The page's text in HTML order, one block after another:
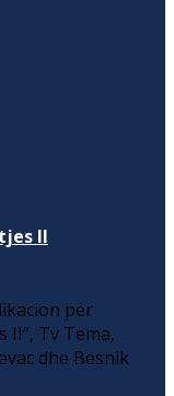
II
për
II”, Tv Tema,
dhe Besnik